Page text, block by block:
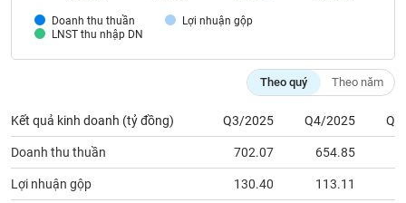
Doanh thu thuần
Lợi nhuận gộp
LNST thu nhập DN
Theo quý Theo năm
Kết quả kinh doanh (tỷ đồng) Q3/2025 Q4/2025
Doanh thu thuần 702.07 654.85
Lợi nhuận gộp 130.40 113.11
của
tác
Báo
cáo
phân
tích
(-)